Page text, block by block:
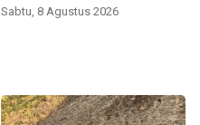
Sabtu, 8 Agustus 2026